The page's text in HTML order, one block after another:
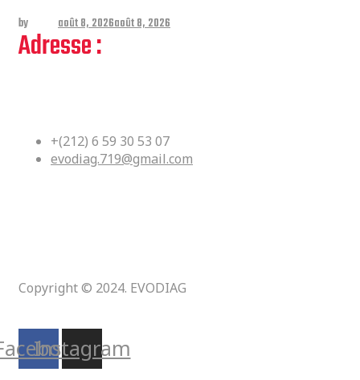
by août 8, 2026août 8, 2026
Adresse :
+(212) 6 59 30 53 07
evodiag.719@gmail.com
Copyright © 2024. EVODIAG
Instagram